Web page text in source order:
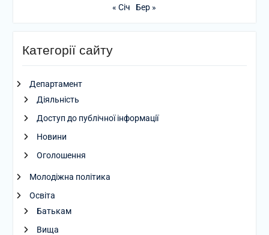
« Січ Бер »
Категорії сайту
Департамент
Діяльність
Доступ до публічної інформації
Новини
Оголошення
Молодіжна політика
Освіта
Батькам
Вища